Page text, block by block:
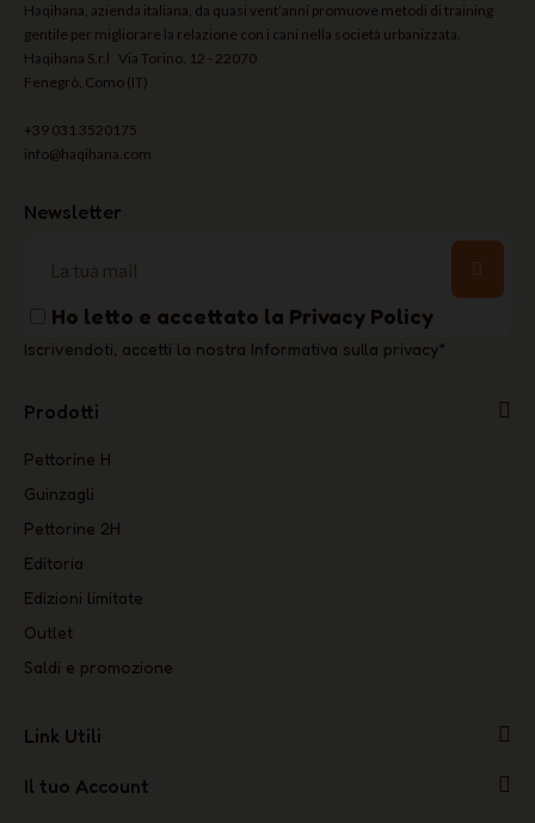
Haqihana, azienda italiana, da quasi vent’anni promuove metodi di training
gentile per migliorare la relazione con i cani nella società urbanizzata.
Haqihana S.r.l Via Torino, 12 - 22070
Fenegrò, Como (IT)
+39 031 3520175
info@haqihana.com
Newsletter
Ho letto e accettato la Privacy Policy
Iscrivendoti, accetti la nostra Informativa sulla privacy*
Prodotti
Pettorine H
Guinzagli
Pettorine 2H
Editoria
Edizioni limitate
Outlet
Saldi e promozione
Link Utili
Il tuo Account